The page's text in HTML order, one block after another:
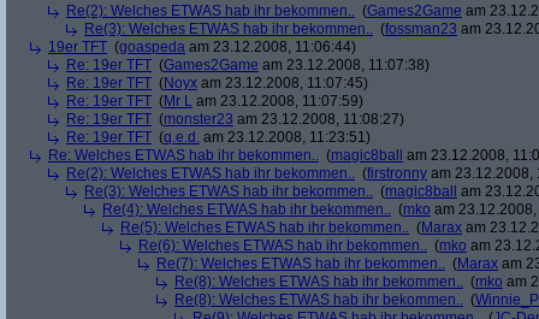
Re(2): Welches ETWAS hab ihr bekommen.. (Games2Game am
Re(3): Welches ETWAS hab ihr bekommen.. (fossman23 am
19er TFT (goaspeda am 23.12.2008, 11:06:44)
Re: 19er TFT (Games2Game am 23.12.2008, 11:07:38)
Re: 19er TFT (Noyx am 23.12.2008, 11:07:45)
Re: 19er TFT (Mr L am 23.12.2008, 11:07:59)
Re: 19er TFT (monster23 am 23.12.2008, 11:08:27)
Re: 19er TFT (q.e.d. am 23.12.2008, 11:23:51)
Re: Welches ETWAS hab ihr bekommen.. (magic8ball
am 23.12.2008,
Re(2): Welches ETWAS hab ihr bekommen.. (firstronny am 23.12.2008,
Re(3): Welches ETWAS hab ihr bekommen.. (magic8ball
am
Re(4): Welches ETWAS hab ihr bekommen.. (mko am
Re(5): Welches ETWAS hab ihr bekommen.. (Marax am
Re(6): Welches ETWAS hab ihr bekommen.. (mko am
Re(7): Welches ETWAS hab ihr bekommen.. (Marax am
Re(8): Welches ETWAS hab ihr bekommen.. (mko am
Re(8): Welches ETWAS hab ihr bekommen.. (